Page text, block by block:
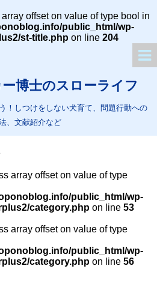
offset on value of type bool in
public_html/wp-
st-title.php on line 204
博士のスローライフ
！しつけをしない犬育て、問題行動への
、文献紹介など
array offset on value of type
public_html/wp-
category.php on line 53
array offset on value of type
public_html/wp-
category.php on line 56